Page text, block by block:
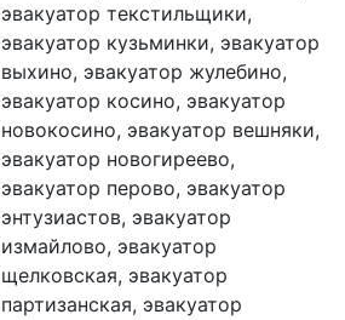
эвакуатор текстильщики,
эвакуатор кузьминки, эвакуатор
выхино, эвакуатор жулебино,
эвакуатор косино, эвакуатор
новокосино, эвакуатор вешняки,
эвакуатор новогиреево,
эвакуатор перово, эвакуатор
энтузиастов, эвакуатор
измайлово, эвакуатор
щелковская, эвакуатор
партизанская, эвакуатор